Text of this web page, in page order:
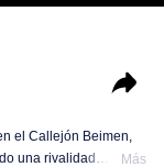
el Callejón Beimen,
una rivalidad
Más